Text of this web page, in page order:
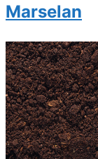
Marselan